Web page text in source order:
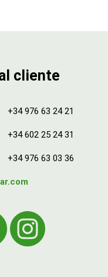
cliente
+34 976 63 24 21
+34 602 25 24 31
+34 976 63 03 36